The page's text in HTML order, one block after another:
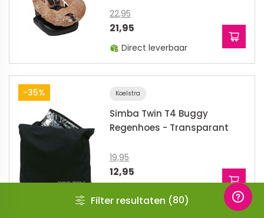
22,95
21,95
Direct leverbaar
-35% Koelstra
Simba Twin T4 Buggy
Regenhoes - Transparant
19,95
12,95
Filter resultaten (80)